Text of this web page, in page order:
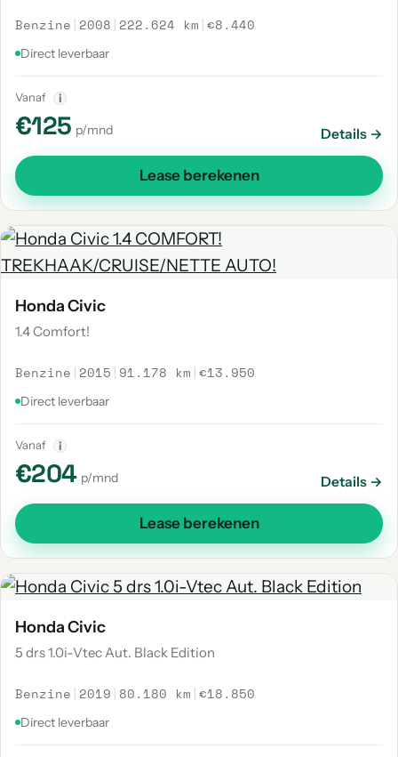
Benzine | 2008 | 222.624 km |€8.440
Direct leverbaar
Vanaf i
€125 p/mnd Details →
Lease berekenen
Honda Civic
1.4 Comfort!
Benzine | 2015 | 91.178 km |€13.950
Direct leverbaar
Vanaf i
€204 p/mnd Details →
Lease berekenen
Honda Civic
5 drs 1.0i-Vtec Aut. Black Edition
Benzine | 2019 | 80.180 km |€18.850
Direct leverbaar